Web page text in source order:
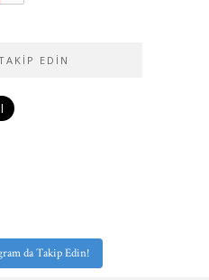
EDIN
da Takip Edin!